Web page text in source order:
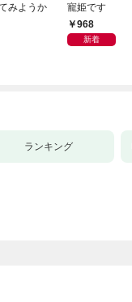
みようか
寵姫です
968
新着
ランキング